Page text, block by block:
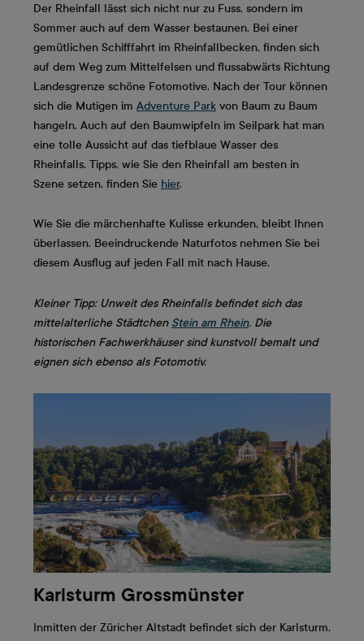
Der Rheinfall lässt sich nicht nur zu Fuss, sondern im
Sommer auch auf dem Wasser bestaunen. Bei einer
gemütlichen Schifffahrt im Rheinfallbecken, finden sich
auf dem Weg zum Mittelfelsen und flussabwärts Richtung
Landesgrenze schöne Fotomotive. Nach der Tour können
sich die Mutigen im Adventure Park von Baum zu Baum
hangeln. Auch auf den Baumwipfeln im Seilpark hat man
eine tolle Aussicht auf das tiefblaue Wasser des
Rheinfalls. Tipps, wie Sie den Rheinfall am besten in
Szene setzen, finden Sie hier.
Wie Sie die märchenhafte Kulisse erkunden, bleibt Ihnen
überlassen. Beeindruckende Naturfotos nehmen Sie bei
diesem Ausflug auf jeden Fall mit nach Hause.
Kleiner Tipp: Unweit des Rheinfalls befindet sich das
mittelalterliche Städtchen Stein am Rhein. Die
historischen Fachwerkhäuser sind kunstvoll bemalt und
eignen sich ebenso als Fotomotiv.
Karlsturm Grossmünster
Inmitten der Züricher Altstadt befindet sich der Karlsturm,